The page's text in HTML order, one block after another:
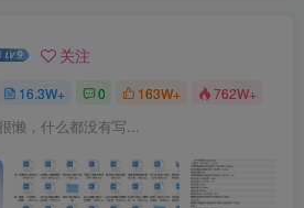
关注
16.3W+ 0 163W+ 762W+
懒，什么都没有写...